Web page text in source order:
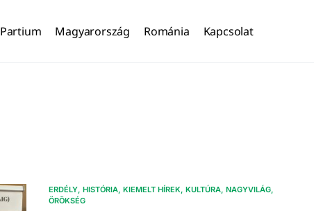
Partium Magyarország Románia Kapcsolat
ERDÉLY HISTÓRIA KIEMELT HÍREK KULTÚRA NAGYVILÁG
ÖRÖKSÉG